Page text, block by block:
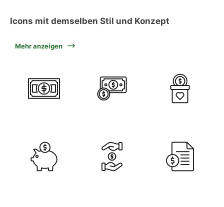
Icons mit demselben Stil und Konzept
Mehr anzeigen